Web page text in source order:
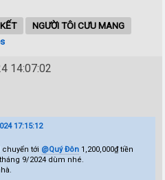
NGƯỜI TÔI CƯU MANG
14:07:02
17:15:12
chuyển tới @Quý Đôn1,200,000₫ tiền
9/2024 dùm nhé.